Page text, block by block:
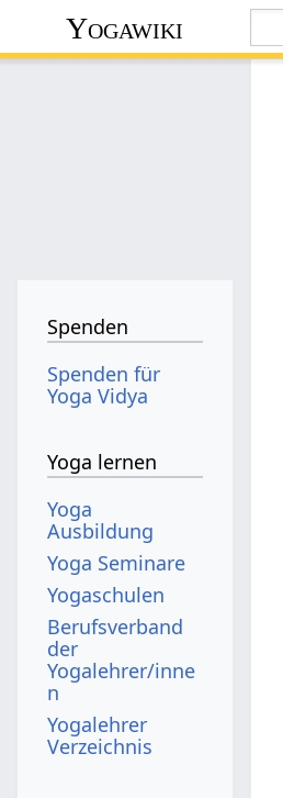
Yogawiki
Spenden
Spenden für
Yoga Vidya
Yoga lernen
Yoga
Ausbildung
Yoga Seminare
Yogaschulen
Berufsverband
der
Yogalehrer/inne
n
Yogalehrer
Verzeichnis